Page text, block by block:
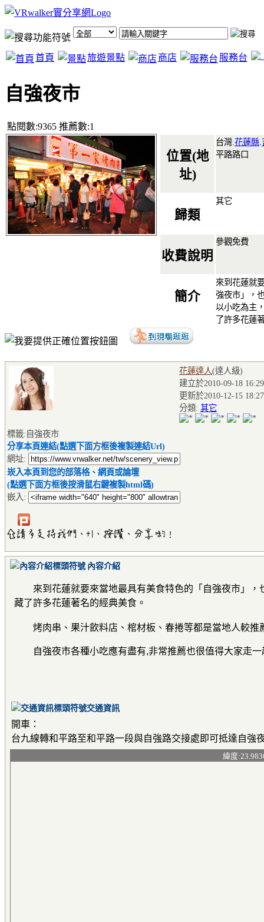
首頁 旅遊景點 商店 服務台
自強夜市
點閱數:9365 推薦數:1
位置(地
址)
台灣. 花蓮縣
平路路口
歸類
其它
收費說明
參觀免費
簡介
來到花蓮就
強夜市」，
以小吃為主
了許多花蓮
花蓮達人(達人級)
建立於2010-09-18
更新於2010-12-15
分類: 其它
標籤:自強夜市
分享本頁連結(點選下面方框後複製連結Url)
網址:
崁入本頁到您的部落格、網頁或論壇
(點選下面方框後按滑鼠右鍵複製html碼)
嵌入:
內容介紹
來到花蓮就要來當地最具有美食特色的「自強夜市」，
藏了許多花蓮著名的經典美食。
烤肉串、果汁飲料店、棺材板、春捲等都是當地人較推
自強夜市各種小吃應有盡有,非常推薦也很值得大家走一
交通資訊
開車：
台九線轉和平路至和平路一段與自強路交接處即可抵達自強
緯度